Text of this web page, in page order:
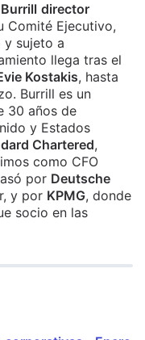
director
Comité Ejecutivo,
y sujeto a
llega tras el
Kostakis, hasta
Burrill es un
30 años de
y Estados
Chartered,
como CFO
por Deutsche
y por KPMG, donde
socio en las